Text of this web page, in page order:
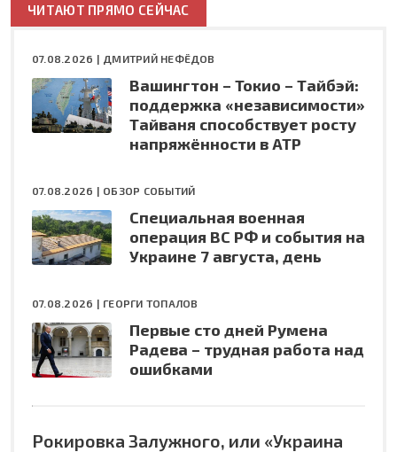
ЧИТАЮТ ПРЯМО СЕЙЧАС
07.08.2026 | ДМИТРИЙ НЕФЁДОВ
Вашингтон – Токио – Тайбэй:
поддержка «независимости»
Тайваня способствует росту
напряжённости в АТР
07.08.2026 | ОБЗОР СОБЫТИЙ
Специальная военная
операция ВС РФ и события на
Украине 7 августа, день
07.08.2026 | ГЕОРГИ ТОПАЛОВ
Первые сто дней Румена
Радева – трудная работа над
ошибками
Рокировка Залужного, или «Украина